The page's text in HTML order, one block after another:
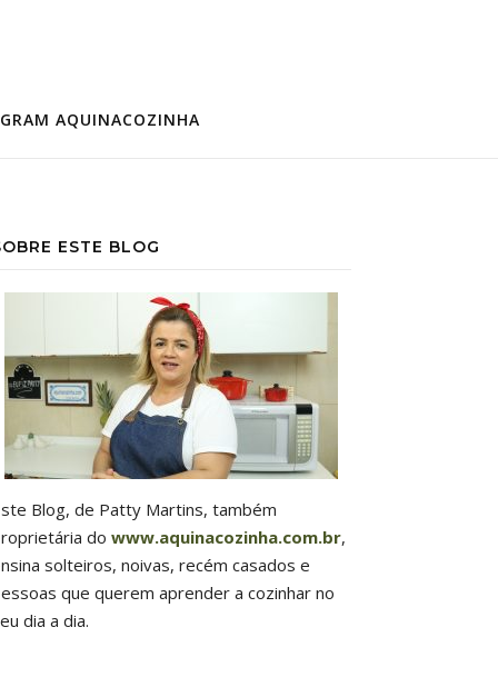
AQUINACOZINHA
ESTE BLOG
Blog, de Patty Martins, também
do www.aquinacozinha.com.br,
solteiros, noivas, recém casados e
que querem aprender a cozinhar no
dia a dia.